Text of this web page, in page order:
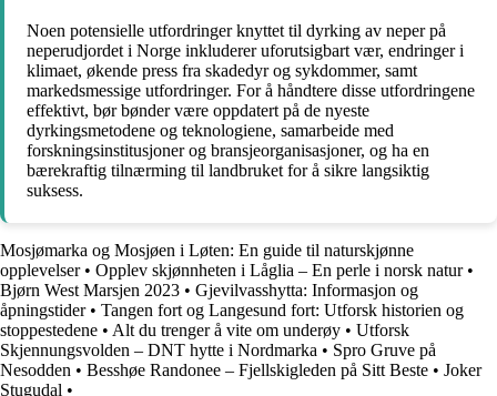
Noen potensielle utfordringer knyttet til dyrking av neper på
neperudjordet i Norge inkluderer uforutsigbart vær, endringer i
klimaet, økende press fra skadedyr og sykdommer, samt
markedsmessige utfordringer. For å håndtere disse utfordringene
effektivt, bør bønder være oppdatert på de nyeste
dyrkingsmetodene og teknologiene, samarbeide med
forskningsinstitusjoner og bransjeorganisasjoner, og ha en
bærekraftig tilnærming til landbruket for å sikre langsiktig
suksess.
Mosjømarka og Mosjøen i Løten: En guide til naturskjønne
opplevelser• Opplev skjønnheten i Låglia – En perle i norsk natur•
Bjørn West Marsjen 2023 • Gjevilvasshytta: Informasjon og
åpningstider• Tangen fort og Langesund fort: Utforsk historien og
stoppestedene • Alt du trenger å vite om underøy • Utforsk
Skjennungsvolden – DNT hytte i Nordmarka • Spro Gruve på
Nesodden • Besshøe Randonee – Fjellskigleden på Sitt Beste • Joker
Stugudal •